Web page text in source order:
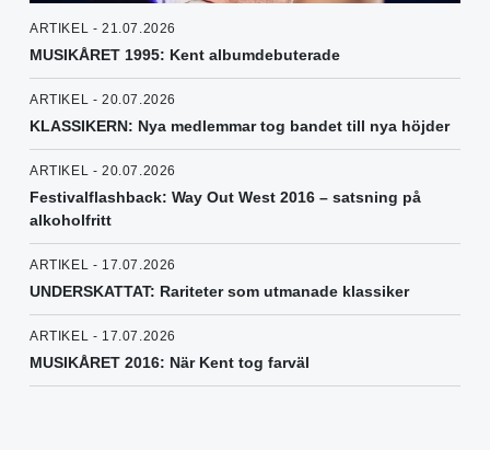
ARTIKEL - 21.07.2026
MUSIKÅRET 1995: Kent albumdebuterade
ARTIKEL - 20.07.2026
KLASSIKERN: Nya medlemmar tog bandet till nya höjder
ARTIKEL - 20.07.2026
Festivalflashback: Way Out West 2016 – satsning på
alkoholfritt
ARTIKEL - 17.07.2026
UNDERSKATTAT: Rariteter som utmanade klassiker
ARTIKEL - 17.07.2026
MUSIKÅRET 2016: När Kent tog farväl